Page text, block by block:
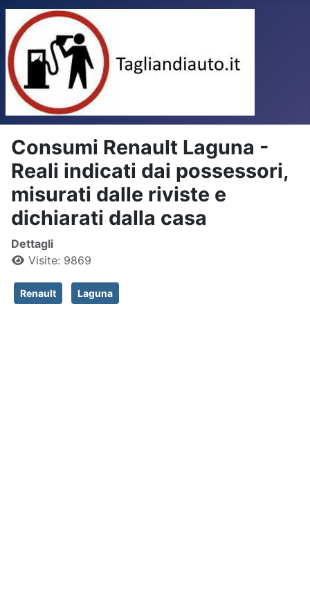
Consumi Renault Laguna -
Reali indicati dai possessori,
misurati dalle riviste e
dichiarati dalla casa
Dettagli
Visite: 9869
Renault Laguna